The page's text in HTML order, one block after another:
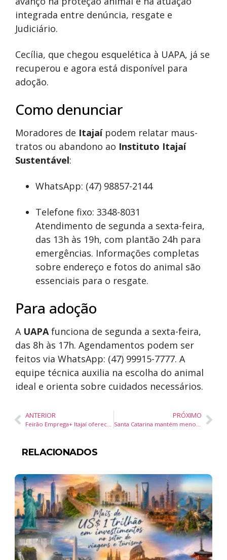
integrada entre denúncia, resgate e
Judiciário.
Cecília, que chegou esquelética à UAPA, já se
recuperou e agora está disponível para
adoção.
Como denunciar
Moradores de Itajaípodem relatar maus-
tratos ou abandono ao Instituto Itajaí
Sustentável:
WhatsApp: (47) 98857-2144
Telefone fixo: 3348-8031
Atendimento de segunda a sexta-feira,
das 13h às 19h, com plantão 24h para
emergências. Informações completas
sobre endereço e fotos do animal são
essenciais para o resgate.
Para adoção
A UAPAfunciona de segunda a sexta-feira,
das 8h às 17h. Agendamentos podem ser
feitos via WhatsApp: (47) 99915-7777. A
equipe técnica auxilia na escolha do animal
ideal e orienta sobre cuidados necessários.
ANTERIOR
Feirão Emprega+ Itajaí oferece vagas com contratação imediata e cursos gratuitos de qualificação
PRÓXIMO
Santa Catarina mantém menor índice de homicídios em 18 anos e é o estado mais seguro do Brasil
RELACIONADOS